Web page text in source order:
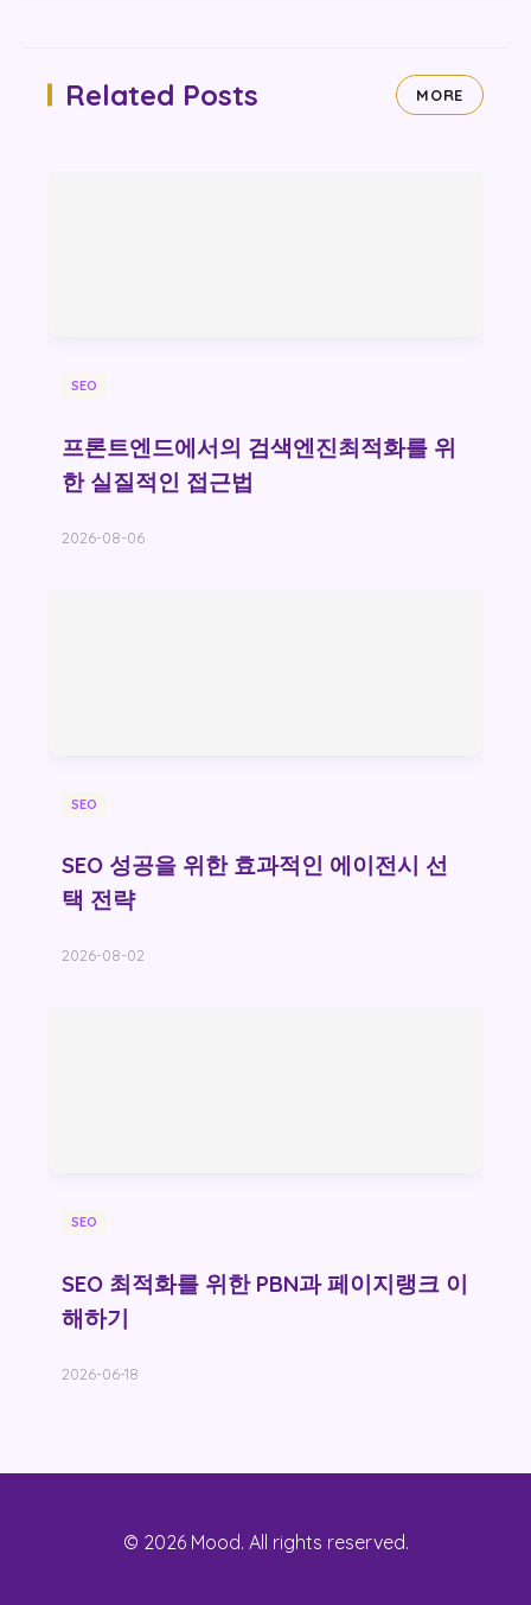
Related Posts MORE
SEO
프론트엔드에서의 검색엔진최적화를 위
한 실질적인 접근법
2026-08-06
SEO
SEO 성공을 위한 효과적인 에이전시 선
택 전략
2026-08-02
SEO
SEO 최적화를 위한 PBN과 페이지랭크 이
해하기
2026-06-18
© 2026 Mood. All rights reserved.